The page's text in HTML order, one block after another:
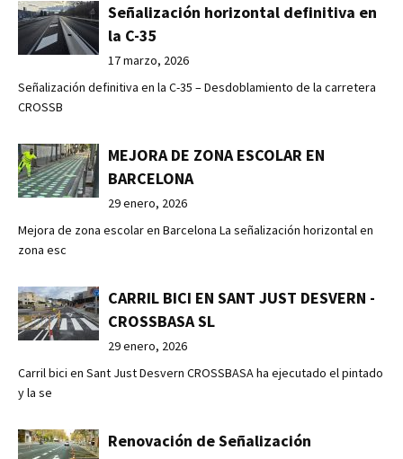
Señalización horizontal definitiva en
la C-35
17 marzo, 2026
Señalización definitiva en la C-35 – Desdoblamiento de la carretera
CROSSB
MEJORA DE ZONA ESCOLAR EN
BARCELONA
29 enero, 2026
Mejora de zona escolar en Barcelona La señalización horizontal en
zona esc
CARRIL BICI EN SANT JUST DESVERN -
CROSSBASA SL
29 enero, 2026
Carril bici en Sant Just Desvern CROSSBASA ha ejecutado el pintado
y la se
Renovación de Señalización